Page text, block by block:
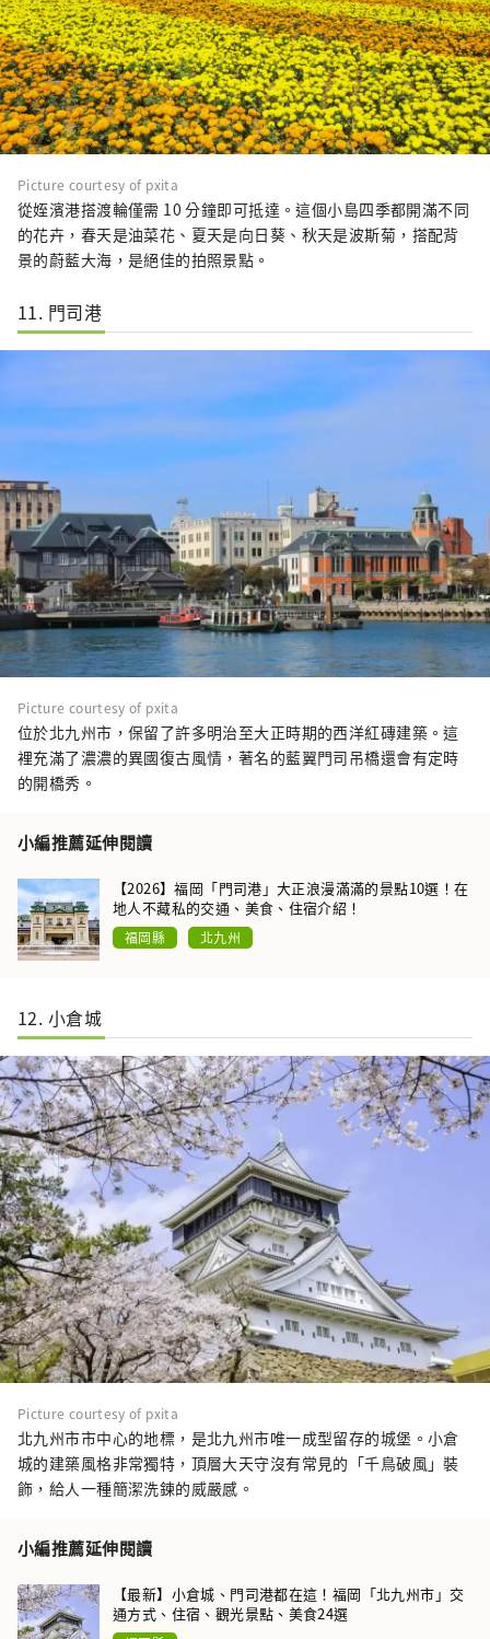
Picture courtesy of pxita
從姪濱港搭渡輪僅需 10 分鐘即可抵達。這個小島四季都開滿不同
的花卉，春天是油菜花、夏天是向日葵、秋天是波斯菊，搭配背
景的蔚藍大海，是絕佳的拍照景點。
11. 門司港
Picture courtesy of pxita
位於北九州市，保留了許多明治至大正時期的西洋紅磚建築。這
裡充滿了濃濃的異國復古風情，著名的藍翼門司吊橋還會有定時
的開橋秀。
小編推薦延伸閱讀
【2026】福岡「門司港」大正浪漫滿滿的景點10選！在
地人不藏私的交通、美食、住宿介紹！
福岡縣 北九州
12. 小倉城
Picture courtesy of pxita
北九州市市中心的地標，是北九州市唯一成型留存的城堡。小倉
城的建築風格非常獨特，頂層大天守沒有常見的「千鳥破風」裝
飾，給人一種簡潔洗鍊的威嚴感。
小編推薦延伸閱讀
【最新】小倉城、門司港都在這！福岡「北九州市」交
通方式、住宿、觀光景點、美食24選